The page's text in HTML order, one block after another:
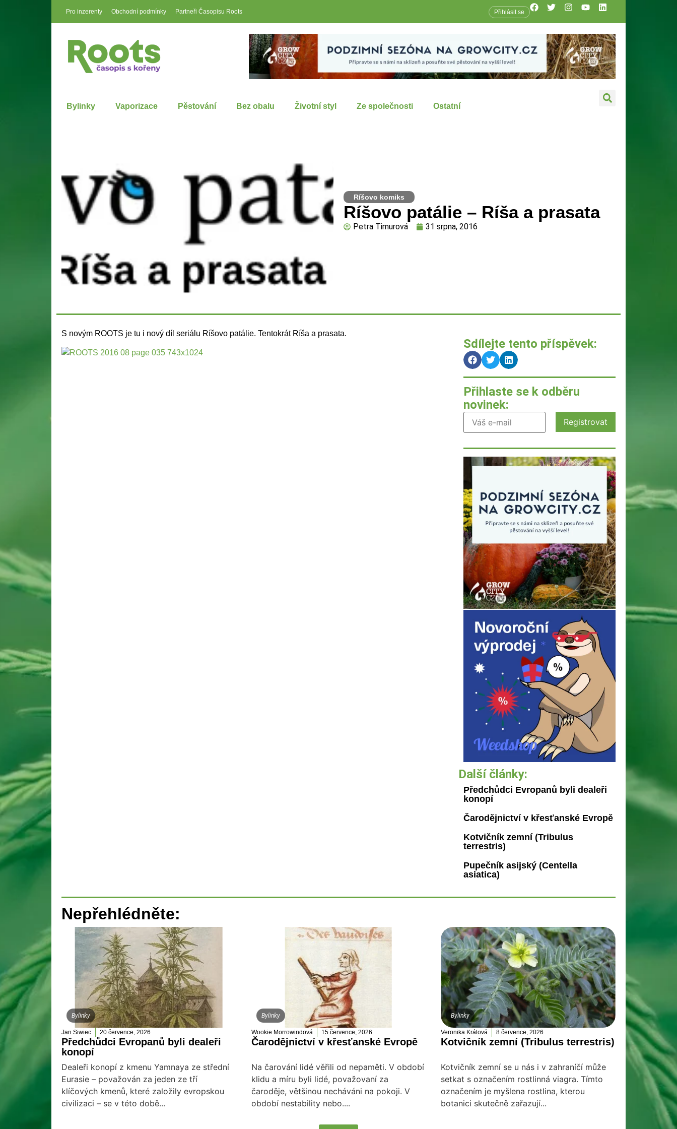
Pro inzerenty Obchodní podmínky Partneři Časopisu Roots Přihlásit se
Bylinky Vaporizace Pěstování Bez obalu Životní styl Ze společnosti Ostatní
Ríšovo komiks
Ríšovo patálie – Ríša a prasata
Petra Timurová 31 srpna, 2016
S novým ROOTS je tu i nový díl seriálu Ríšovo patálie. Tentokrát Ríša a prasata.
Sdílejte tento příspěvek:
Přihlaste se k odběru
novinek:
Další články:
Předchůdci Evropanů byli dealeři
konopí
Čarodějnictví v křesťanské Evropě
Kotvičník zemní (Tribulus
terrestris)
Pupečník asijský (Centella
asiatica)
Nepřehlédněte:
Bylinky
Jan Siwiec 20 července, 2026
Předchůdci Evropanů byli dealeři
konopí
Dealeři konopí z kmenu Yamnaya ze střední
Eurasie – považován za jeden ze tří
klíčových kmenů, které založily evropskou
civilizaci – se v této době...
Bylinky
Wookie Morrowindová 15 července, 2026
Čarodějnictví v křesťanské Evropě
Na čarování lidé věřili od nepaměti. V období
klidu a míru byli lidé, považovaní za
čaroděje, většinou necháváni na pokoji. V
období nestability nebo....
Bylinky
Veronika Králová 8 července, 2026
Kotvičník zemní (Tribulus terrestris)
Kotvičník zemní se u nás i v zahraníčí může
setkat s označením rostlinná viagra. Tímto
označením je myšlena rostlina, kterou
botanici skutečně zařazují...